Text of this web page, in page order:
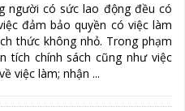
người có sức lao động đều có
đảm bảo quyền có việc làm
thức không nhỏ. Trong phạm
tích chính sách cũng như việc
việc làm; nhận ...